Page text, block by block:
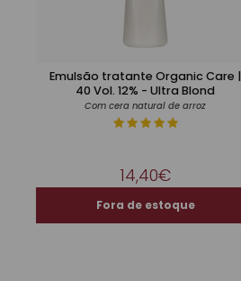
Emulsão tratante Organic Care |
40 Vol. 12% - Ultra Blond
Com cera natural de arroz
14,40€